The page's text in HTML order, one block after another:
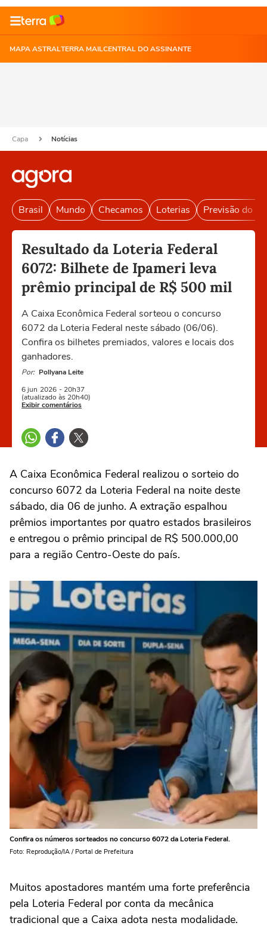
MAPA ASTRALTERRA MAILCENTRAL DO ASSINANTE
Capa Notícias
Brasil Mundo Checamos Loterias Previsão do
Resultado da Loteria Federal
6072: Bilhete de Ipameri leva
prêmio principal de R$ 500 mil
A Caixa Econômica Federal sorteou o concurso
6072 da Loteria Federal neste sábado (06/06).
Confira os bilhetes premiados, valores e locais dos
ganhadores.
Por: Pollyana Leite
6 jun 2026 - 20h37
(atualizado às 20h40)
Exibir comentários
A Caixa Econômica Federal realizou o sorteio do
concurso 6072 da Loteria Federal na noite deste
sábado, dia 06 de junho. A extração espalhou
prêmios importantes por quatro estados brasileiros
e entregou o prêmio principal de R$ 500.000,00
para a região Centro-Oeste do país.
Confira os números sorteados no concurso 6072 da Loteria Federal.
Foto: Reprodução/IA / Portal de Prefeitura
Muitos apostadores mantém uma forte preferência
pela Loteria Federal por conta da mecânica
tradicional que a Caixa adota nesta modalidade.